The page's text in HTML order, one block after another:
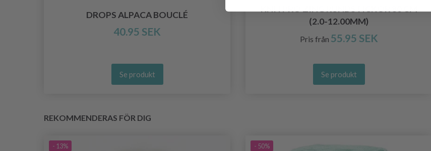
DROPS ALPACA BOUCLÉ
40.95 SEK
Se produkt
(2.0-12.00MM)
Pris från 55.95 SEK
Se produkt
REKOMMENDERAS FÖR DIG
- 13% - 50%